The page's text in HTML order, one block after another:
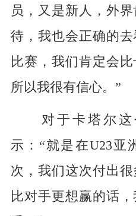
员，又是新人，外
待，我也会正确的
比赛，我们肯定会
所以我很有信心。”
对于卡塔尔这
示：“就是在U23亚
次，我们这次付出
比对手更想赢的话